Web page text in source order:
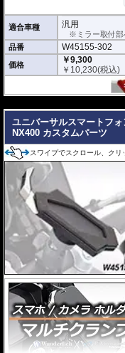
適合車種 汎用
※ミラー取付部
品番
W45155-302
価格
￥9,300
￥ 10,230(税込)
ユニバーサルスマートフ
NX400 カスタムパーツ
スワイプでスクロール、クリ